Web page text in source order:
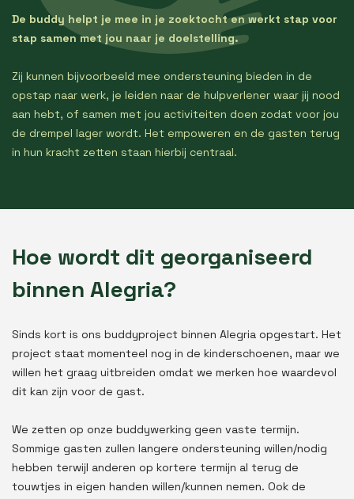
De buddy helpt je mee in je zoektocht en werkt stap voor
stap samen met jou naar je doelstelling.
Zij kunnen bijvoorbeeld mee ondersteuning bieden in de
opstap naar werk, je leiden naar de hulpverlener waar jij nood
aan hebt, of samen met jou activiteiten doen zodat voor jou
de drempel lager wordt. Het empoweren en de gasten terug
in hun kracht zetten staan hierbij centraal.
Hoe wordt dit georganiseerd
binnen Alegria?
Sinds kort is ons buddyproject binnen Alegria opgestart. Het
project staat momenteel nog in de kinderschoenen, maar we
willen het graag uitbreiden omdat we merken hoe waardevol
dit kan zijn voor de gast.
We zetten op onze buddywerking geen vaste termijn.
Sommige gasten zullen langere ondersteuning willen/nodig
hebben terwijl anderen op kortere termijn al terug de
touwtjes in eigen handen willen/kunnen nemen. Ook de